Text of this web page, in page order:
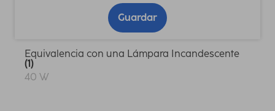
Guardar
Equivalencia con una Lámpara Incandescente
(1)
40 W